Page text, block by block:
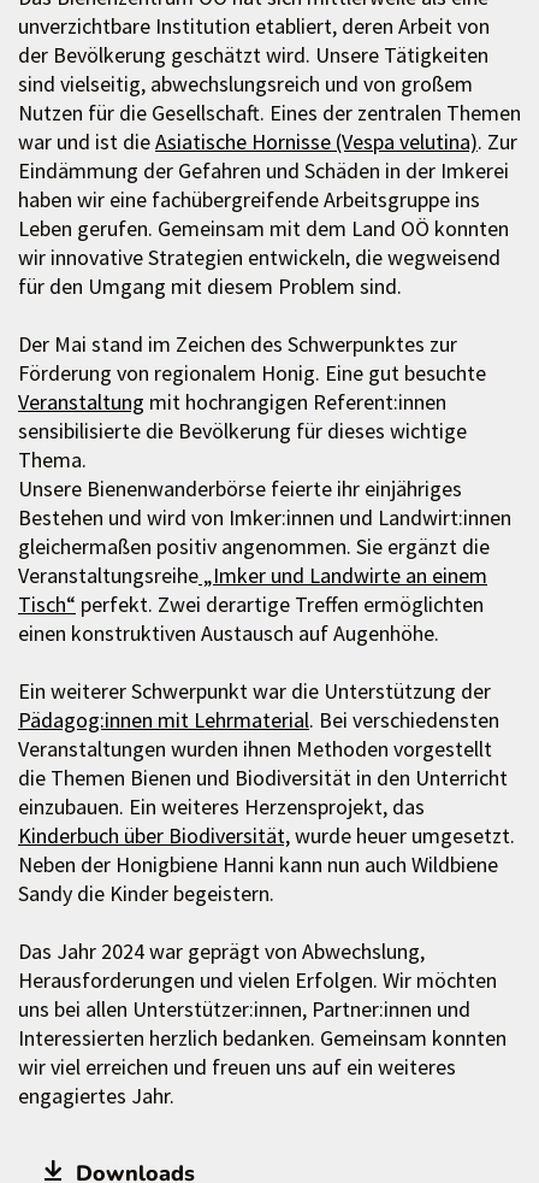
unverzichtbare Institution etabliert, deren Arbeit von
der Bevölkerung geschätzt wird. Unsere Tätigkeiten
sind vielseitig, abwechslungsreich und von großem
Nutzen für die Gesellschaft. Eines der zentralen Themen
war und ist dieAsiatische Hornisse (Vespa velutina). Zur
Eindämmung der Gefahren und Schäden in der Imkerei
haben wir eine fachübergreifende Arbeitsgruppe ins
Leben gerufen. Gemeinsam mit dem Land OÖ konnten
wir innovative Strategien entwickeln, die wegweisend
für den Umgang mit diesem Problem sind.
Der Mai stand im Zeichen des Schwerpunktes zur
Förderung von regionalem Honig. Eine gut besuchte
Veranstaltung mit hochrangigen Referent:innen
sensibilisierte die Bevölkerung für dieses wichtige
Thema.
Unsere Bienenwanderbörse feierte ihr einjähriges
Bestehen und wird von Imker:innen und Landwirt:innen
gleichermaßen positiv angenommen. Sie ergänzt die
Veranstaltungsreihe „Imker und Landwirte an einem
Tisch“ perfekt. Zwei derartige Treffen ermöglichten
einen konstruktiven Austausch auf Augenhöhe.
Ein weiterer Schwerpunkt war die Unterstützung der
Pädagog:innen mit Lehrmaterial. Bei verschiedensten
Veranstaltungen wurden ihnen Methoden vorgestellt
die Themen Bienen und Biodiversität in den Unterricht
einzubauen. Ein weiteres Herzensprojekt, das
Kinderbuch über Biodiversität,wurde heuer umgesetzt.
Neben der Honigbiene Hanni kann nun auch Wildbiene
Sandy die Kinder begeistern.
Das Jahr 2024 war geprägt von Abwechslung,
Herausforderungen und vielen Erfolgen. Wir möchten
uns bei allen Unterstützer:innen, Partner:innen und
Interessierten herzlich bedanken. Gemeinsam konnten
wir viel erreichen und freuen uns auf ein weiteres
engagiertes Jahr.
Downloads